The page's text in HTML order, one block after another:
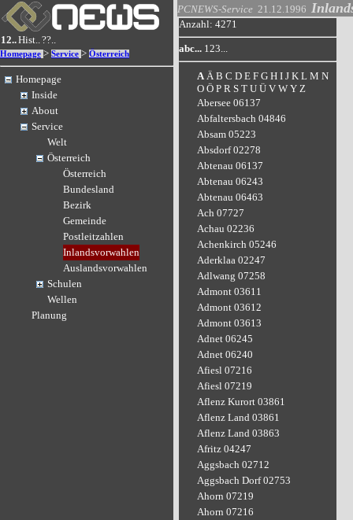
12..Hist..??..
Homepage > Service > Österreich
Homepage
Inside
About
Service
Welt
Österreich
Österreich
Bundesland
Bezirk
Gemeinde
Postleitzahlen
Inlandsvorwahlen
Auslandsvorwahlen
Schulen
Wellen
Planung
PCNEWS-Service 21.12.1996
Anzahl: 4271
abc... 123...
A Ä B C D E F G H I J K L M N
O Ö P R S T U Ü V W Y Z
Abersee 06137
Abfaltersbach 04846
Absam 05223
Absdorf 02278
Abtenau 06137
Abtenau 06243
Abtenau 06463
Ach 07727
Achau 02236
Achenkirch 05246
Aderklaa 02247
Adlwang 07258
Admont 03611
Admont 03612
Admont 03613
Adnet 06245
Adnet 06240
Afiesl 07216
Afiesl 07219
Aflenz Kurort 03861
Aflenz Land 03861
Aflenz Land 03863
Afritz 04247
Aggsbach 02712
Aggsbach Dorf 02753
Ahorn 07219
Ahorn 07216